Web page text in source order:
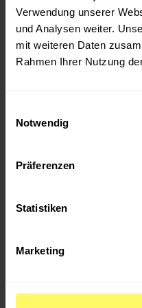
Verwendung unserer
und Analysen weiter.
mit weiteren Daten
Rahmen Ihrer Nutzung
Notwendig
Präferenzen
Statistiken
Marketing
Werde jetzt Mitglied im
darüber hinaus. Du bekommst
Wirtschaft.medianet – weil